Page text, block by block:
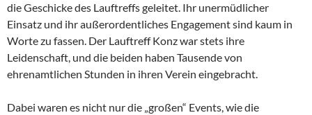
die Geschicke des Lauftreffs geleitet. Ihr unermüdlicher
Einsatz und ihr außerordentliches Engagement sind kaum in
Worte zu fassen. Der Lauftreff Konz war stets ihre
Leidenschaft, und die beiden haben Tausende von
ehrenamtlichen Stunden in ihren Verein eingebracht.
Dabei waren es nicht nur die „großen“ Events, wie die